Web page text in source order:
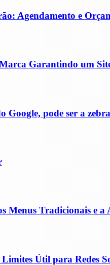
Agendamento e
Garantindo um
Google, pode ser a
Menus Tradicionais e a
Útil para Redes